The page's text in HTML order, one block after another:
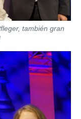
también gran